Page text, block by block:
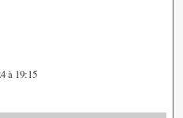
à 19:15